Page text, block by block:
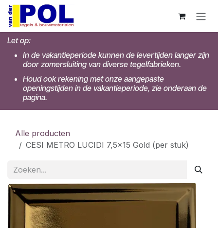
Overslaan naar inhoud
Let op:
In de vakantieperiode kunnen de levertijden langer zijn
door zomersluiting van diverse tegelfabrieken.
Houd ook rekening met onze aangepaste
openingstijden in de vakantieperiode, zie onderaan de
pagina.
Alle producten
CESI METRO LUCIDI 7,5x15 Gold (per stuk)